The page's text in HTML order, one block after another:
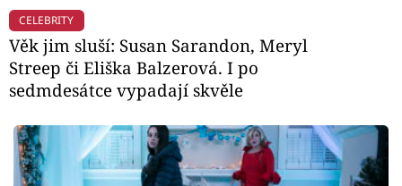
CELEBRITY
Věk jim sluší: Susan Sarandon, Meryl
Streep či Eliška Balzerová. I po
sedmdesátce vypadají skvěle